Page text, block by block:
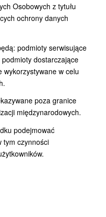
Osobowych z tytułu
ochrony danych
podmioty serwisujące
dostarczające
w celu
poza granice
międzynarodowych.
podejmować
tym czynności